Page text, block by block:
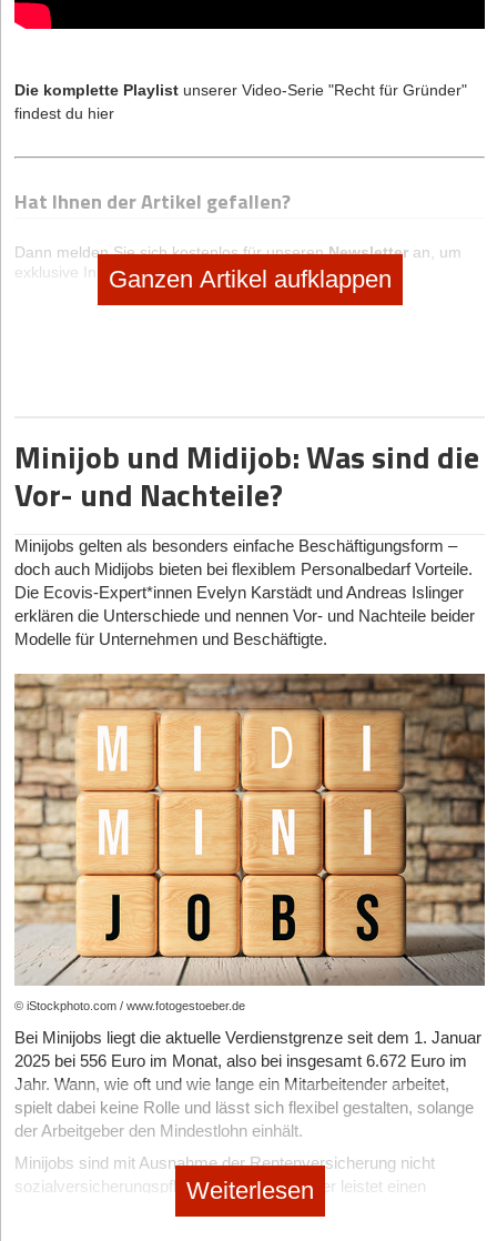
Die komplette Playlist unserer Video-Serie "Recht für Gründer"
findest du hier
Hat Ihnen der Artikel gefallen?
Dann melden Sie sich kostenlos für unserenNewsletter an, um
exklusive Inhalte zu erhalten.
Diese Artikel könnten Sie auch interessieren:
27.02.2026 | Rechtsformen
Purpose schlägt Profit? Die GmbV & echte
Alternativen
20.02.2026 |Formalitäten
Der Staat als Pre-Seed-Investor
13.02.2026 |Rechtsformen
GmbH, UG oder Einzelunternehmen? So finden
Gründer das richtige Fundament für ihr Business
10.02.2026|Steuern
Teures Nachspiel: Pauschalsteuer für exklusive
Team-Events fällt weg
Ganzen Artikel aufklappen
Minijob und Midijob: Was sind die
Vor- und Nachteile?
Minijobs gelten als besonders einfache Beschäftigungsform –
doch auch Midijobs bieten bei flexiblem Personalbedarf Vorteile.
Die Ecovis-Expert*innen Evelyn Karstädt und Andreas Islinger
erklären die Unterschiede und nennen Vor- und Nachteile beider
Modelle für Unternehmen und Beschäftigte.
© iStockphoto.com / www.fotogestoeber.de
Bei Minijobs liegt die aktuelle Verdienstgrenze seit dem 1. Januar
2025 bei 556 Euro im Monat, also bei insgesamt 6.672 Euro im
Jahr. Wann, wie oft und wie lange ein Mitarbeitender arbeitet,
spielt dabei keine Rolle und lässt sich flexibel gestalten, solange
der Arbeitgeber den Mindestlohn einhält.
Minijobs sind mit Ausnahme der Rentenversicherung nicht
sozialversicherungspflichtig. Der Arbeitgeber leistet einen
Weiterlesen